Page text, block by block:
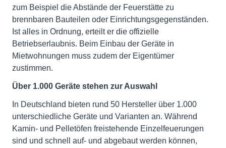
zum Beispiel die Abstände der Feuerstätte zu
brennbaren Bauteilen oder Einrichtungsgegenständen.
Ist alles in Ordnung, erteilt er die offizielle
Betriebserlaubnis. Beim Einbau der Geräte in
Mietwohnungen muss zudem der Eigentümer
zustimmen.
Über 1.000 Geräte stehen zur Auswahl
In Deutschland bieten rund 50 Hersteller über 1.000
unterschiedliche Geräte und Varianten an. Während
Kamin- und Pelletöfen freistehende Einzelfeuerungen
sind und schnell auf- und abgebaut werden können,